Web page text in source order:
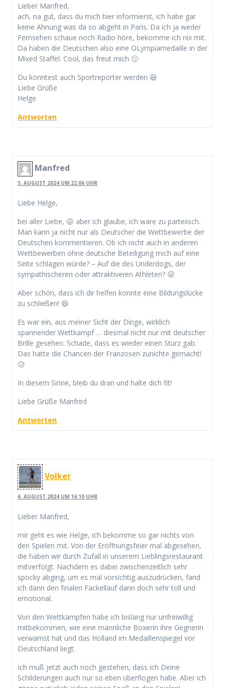
Lieber Manfred,
ach, na gut, dass du mich hier informierst, ich habe gar
keine Ahnung was da so abgeht in Paris. Da ich ja weder
Fernsehen schaue noch Radio höre, bekomme ich nix mit.
Da haben die Deutschen also eine OLympiamedaille in der
Mixed Staffel. Cool, das freut mich 🙂
Du könntest auch Sportreporter werden 😆
Liebe Grüße
Helge
Antworten
Manfred
5. AUGUST 2024 UM 22:06 UHR
Liebe Helge,
bei aller Liebe, 😛 aber ich glaube, ich wäre zu parteiisch.
Man kann ja nicht nur als Deutscher die Wettbewerbe der
Deutschen kommentieren. Ob ich nicht auch in anderen
Wettbewerben ohne deutsche Beteiligung mich auf eine
Seite schlagen würde? – Auf die des Underdogs, der
sympathischeren oder attraktiveren Athleten? 😛
Aber schön, dass ich dir helfen konnte eine Bildungslücke
zu schließen! 😆
Es war ein, aus meiner Sicht der Dinge, wirklich
spannender Wettkampf … diesmal nicht nur mit deutscher
Brille gesehen. Schade, dass es wieder einen Sturz gab.
Das hatte die Chancen der Franzosen zunichte gemacht!
😥
In diesem Sinne, bleib du dran und halte dich fit!
Liebe Grüße Manfred
Antworten
Volker
6. AUGUST 2024 UM 16:10 UHR
Lieber Manfred,
mir geht es wie Helge, ich bekomme so gar nichts von
den Spielen mit. Von der Eröffnungsfeier mal abgesehen,
die haben wir durch Zufall in unserem Lieblingsrestaurant
mitverfolgt. Nachdem es dabei zwischenzeitlich sehr
spocky abging, um es mal vorsichtig auszudrücken, fand
ich dann den finalen Fackellauf dann doch sehr toll und
emotional.
Von den Wettkämpfen habe ich bislang nur unfreiwillig
mitbekommen, wie eine männliche Boxerin ihre Gegnerin
verwamst hat und das Holland im Medaillenspiegel vor
Deutschland liegt.
Ich muß jetzt auch noch gestehen, dass ich Deine
Schilderungen auch nur so eben überflogen habe. Aber ich